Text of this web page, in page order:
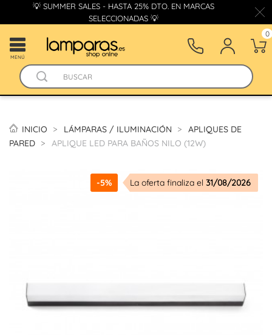
💡 SUMMER SALES - HASTA 25% DTO. EN MARCAS
SELECCIONADAS 💡
MENÚ
0
INICIO LÁMPARAS / ILUMINACIÓN
APLIQUES DE
PARED
APLIQUE LED PARA BAÑOS NILO (12W)
-5% La oferta finaliza el 31/08/2026